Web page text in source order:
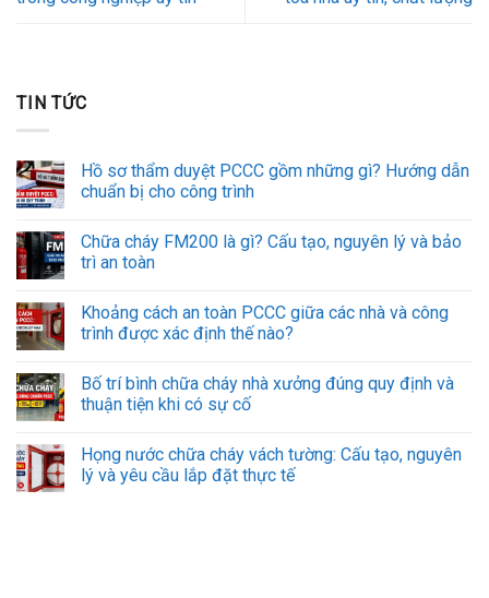
TIN TỨC
Hồ sơ thẩm duyệt PCCC gồm những gì? Hướng dẫn
chuẩn bị cho công trình
Chữa cháy FM200 là gì? Cấu tạo, nguyên lý và bảo
trì an toàn
Khoảng cách an toàn PCCC giữa các nhà và công
trình được xác định thế nào?
Bố trí bình chữa cháy nhà xưởng đúng quy định và
thuận tiện khi có sự cố
Họng nước chữa cháy vách tường: Cấu tạo, nguyên
lý và yêu cầu lắp đặt thực tế